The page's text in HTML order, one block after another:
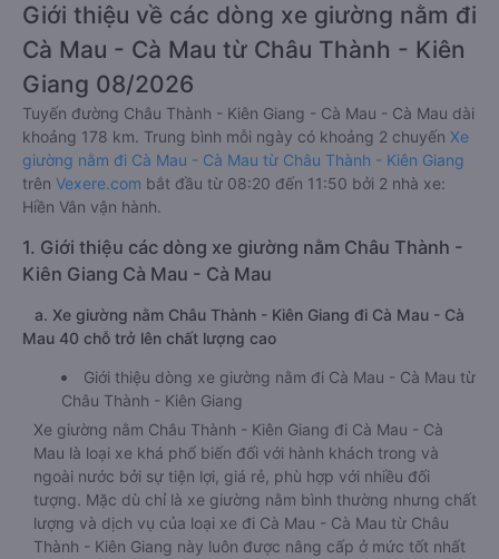
Giới thiệu về các dòng xe giường nằm đi
Cà Mau - Cà Mau từ Châu Thành - Kiên
Giang 08/2026
Tuyến đường Châu Thành - Kiên Giang - Cà Mau - Cà Mau dài
khoảng 178 km. Trung bình mỗi ngày có khoảng 2 chuyến Xe
giường nằm đi Cà Mau - Cà Mau từ Châu Thành - Kiên Giang
trên Vexere.com bắt đầu từ 08:20 đến 11:50 bởi 2 nhà xe:
Hiền Vân vận hành.
1. Giới thiệu các dòng xe giường nằm Châu Thành -
Kiên Giang Cà Mau - Cà Mau
a. Xe giường nằm Châu Thành - Kiên Giang đi Cà Mau - Cà
Mau 40 chỗ trở lên chất lượng cao
Giới thiệu dòng xe giường nằm đi Cà Mau - Cà Mau từ
Châu Thành - Kiên Giang
Xe giường nằm Châu Thành - Kiên Giang đi Cà Mau - Cà
Mau là loại xe khá phổ biến đối với hành khách trong và
ngoài nước bởi sự tiện lợi, giá rẻ, phù hợp với nhiều đối
tượng. Mặc dù chỉ là xe giường nằm bình thường nhưng chất
lượng và dịch vụ của loại xe đi Cà Mau - Cà Mau từ Châu
Thành - Kiên Giang này luôn được nâng cấp ở mức tốt nhất